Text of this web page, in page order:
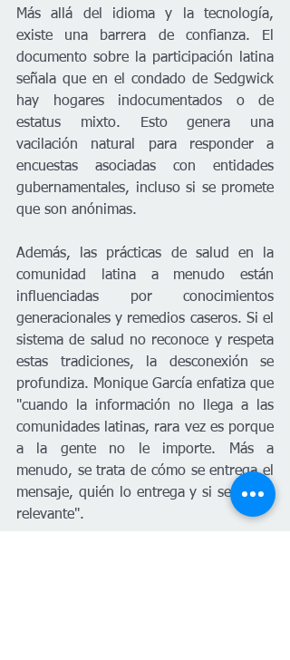
Más allá del idioma y la tecnología,
existe una barrera de confianza. El
documento sobre la participación latina
señala que en el condado de Sedgwick
hay hogares indocumentados o de
estatus mixto. Esto genera una
vacilación natural para responder a
encuestas asociadas con entidades
gubernamentales, incluso si se promete
que son anónimas.
Además, las prácticas de salud en la
comunidad latina a menudo están
influenciadas por conocimientos
generacionales y remedios caseros. Si el
sistema de salud no reconoce y respeta
estas tradiciones, la desconexión se
profundiza. Monique García enfatiza que
"cuando la información no llega a las
comunidades latinas, rara vez es porque
a la gente no le importe. Más a
menudo, se trata de cómo se entrega el
mensaje, quién lo entrega y si se siente
relevante".